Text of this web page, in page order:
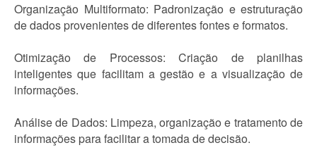
Organização Multiformato: Padronização e estruturação
de dados provenientes de diferentes fontes e formatos.
Otimização de Processos: Criação de planilhas
inteligentes que facilitam a gestão e a visualização de
informações.
Análise de Dados: Limpeza, organização e tratamento de
informações para facilitar a tomada de decisão.